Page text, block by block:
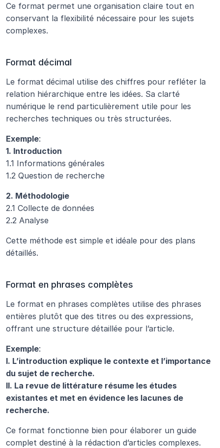
Ce format permet une organisation claire tout en
conservant la flexibilité nécessaire pour les sujets
complexes.
Format décimal
Le format décimal utilise des chiffres pour refléter la
relation hiérarchique entre les idées. Sa clarté
numérique le rend particulièrement utile pour les
recherches techniques ou très structurées.
Exemple:
1. Introduction
1.1 Informations générales
1.2 Question de recherche
2. Méthodologie
2.1 Collecte de données
2.2 Analyse
Cette méthode est simple et idéale pour des plans
détaillés.
Format en phrases complètes
Le format en phrases complètes utilise des phrases
entières plutôt que des titres ou des expressions,
offrant une structure détaillée pour l’article.
Exemple:
I. L’introduction explique le contexte et l’importance
du sujet de recherche.
II. La revue de littérature résume les études
existantes et met en évidence les lacunes de
recherche.
Ce format fonctionne bien pour élaborer un guide
complet destiné à la rédaction d’articles complexes.